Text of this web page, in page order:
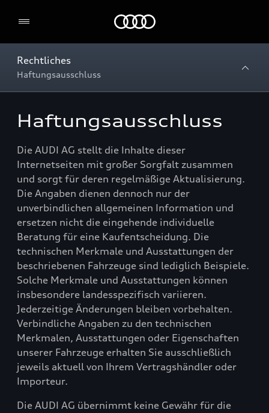
Rechtliches
Haftungsausschluss
Haftungsausschluss
Die AUDI AG stellt die Inhalte dieser
Internetseiten mit großer Sorgfalt zusammen
und sorgt für deren regelmäßige Aktualisierung.
Die Angaben dienen dennoch nur der
unverbindlichen allgemeinen Information und
ersetzen nicht die eingehende individuelle
Beratung für eine Kaufentscheidung. Die
technischen Merkmale und Ausstattungen der
beschriebenen Fahrzeuge sind lediglich Beispiele.
Solche Merkmale und Ausstattungen können
insbesondere landesspezifisch variieren.
Jederzeitige Änderungen bleiben vorbehalten.
Verbindliche Angaben zu den technischen
Merkmalen, Ausstattungen oder Eigenschaften
unserer Fahrzeuge erhalten Sie ausschließlich
jeweils aktuell von Ihrem Vertragshändler oder
Importeur.
Die AUDI AG übernimmt keine Gewähr für die